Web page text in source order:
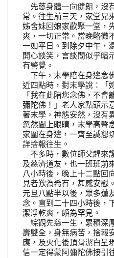
先慈身體一向健朗，沒
常。往生前三天，家堂兄
姊舍妹回娘家歡聚一堂，
爽，一切正常。當晚略微
一如平日。到除夕中午，
開心談笑，言談間似乎暗
有警覺。
下午，末學陪在身邊念
近四點時，對末學說：「
「我在此陪您念佛，不
彌陀佛！」老人家點頭示
著末學，神態安然，沒有
忽然闔上眼睛，末學高聲
家圍在身邊，一齊至誠懇
詳捨報往生。
不多時，數位師父趕來
及慈濟道友，也一班班前
八小時後，晚上十二點回
見者歎為希有，甚感安慰
元旦八點半以後，眾多蓮
念。直到二十四小時後，
潔淨乾爽，頗為罕見。
綜觀先慈一生，累積深
壽雙全，身無病苦，捨報
應，及火化後頂骨潔白呈
信一定得蒙阿彌陀佛接引